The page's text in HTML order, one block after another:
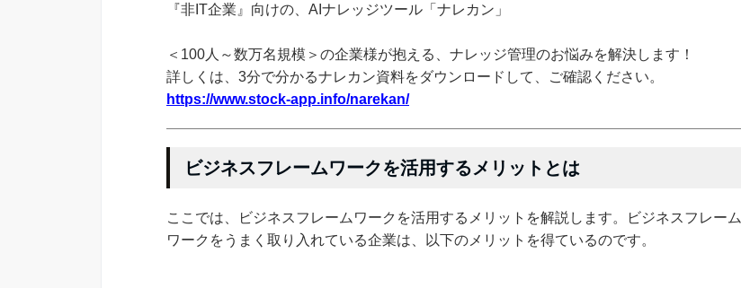
『非IT企業』向けの、AIナレッジツール「ナレカン」
＜100人～数万名規模＞の企業様が抱える、ナレッジ管理のお悩みを解決します！
詳しくは、3分で分かるナレカン資料をダウンロードして、ご確認ください。
https://www.stock-app.info/narekan/
ビジネスフレームワークを活用するメリットとは
ここでは、ビジネスフレームワークを活用するメリットを解説します。ビジネスフレーム
ワークをうまく取り入れている企業は、以下のメリットを得ているのです。